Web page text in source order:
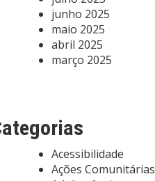
junho 2025
maio 2025
abril 2025
março 2025
Acessibilidade
Ações Comunitárias